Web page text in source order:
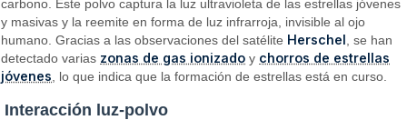
carbono. Este polvo captura la luz ultravioleta de las estrellas jóvenes
y masivas y la reemite en forma de luz infrarroja, invisible al ojo
humano. Gracias a las observaciones del satélite Herschel , se han
detectado varias zonas de gas ionizado y chorros de estrellas
jóvenes , lo que indica que la formación de estrellas está en curso.
Interacción luz-polvo